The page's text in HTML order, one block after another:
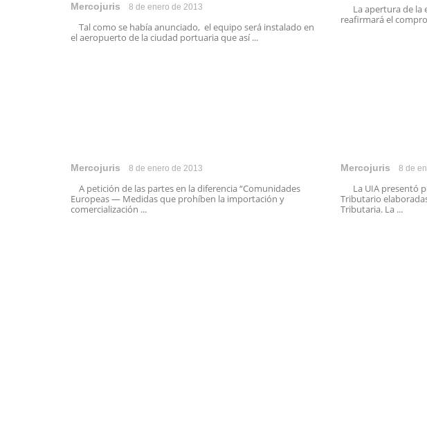
Mercojuris 8 de enero de 2013
Tal como se había anunciado, el equipo será instalado en
el aeropuerto de la ciudad portuaria que así ...
La apertura de la
reafirmará el
Mercojuris 8 de enero de 2013
A petición de las partes en la diferencia “Comunidades
Europeas — Medidas que prohíben la importación y
comercialización ...
Mercojuris 8 de
La UIA presentó
Tributario
Tributaria. La ...